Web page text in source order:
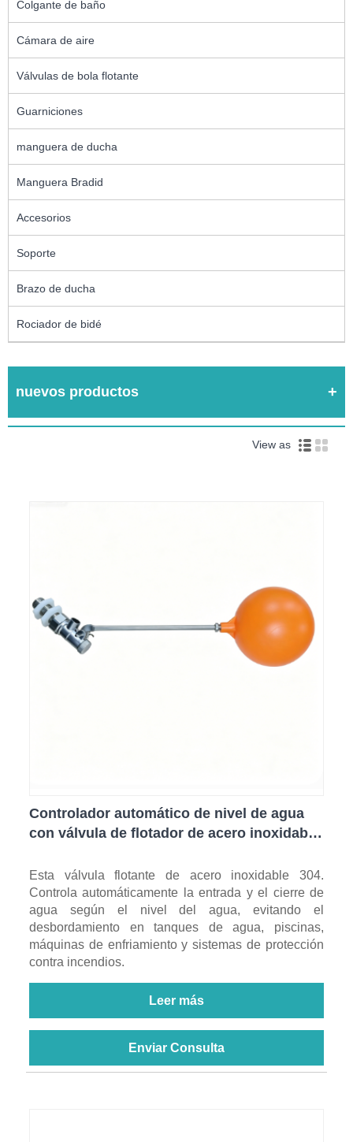
Colgante de baño
Cámara de aire
Válvulas de bola flotante
Guarniciones
manguera de ducha
Manguera Bradid
Accesorios
Soporte
Brazo de ducha
Rociador de bidé
nuevos productos
View as
Controlador automático de nivel de agua
con válvula de flotador de acero inoxidable
Esta válvula flotante de acero inoxidable 304.
Controla automáticamente la entrada y el cierre de
agua según el nivel del agua, evitando el
desbordamiento en tanques de agua, piscinas,
máquinas de enfriamiento y sistemas de protección
contra incendios.
Leer más
Enviar Consulta